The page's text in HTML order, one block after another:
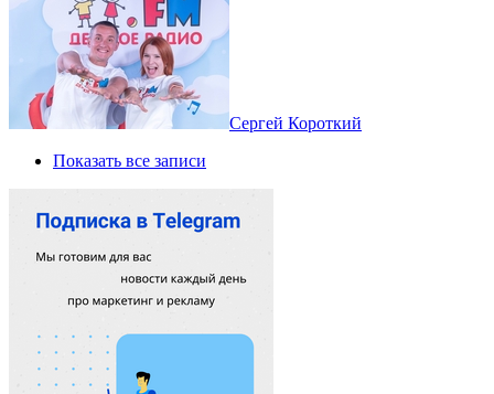
Сергей Короткий
Показать все записи